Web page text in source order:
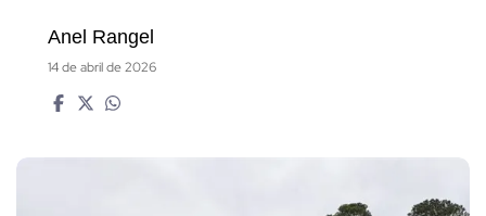
Anel Rangel
14 de abril de 2026